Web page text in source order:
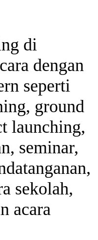
di
dengan
seperti
ground
launching,
seminar,
sekolah,
acara